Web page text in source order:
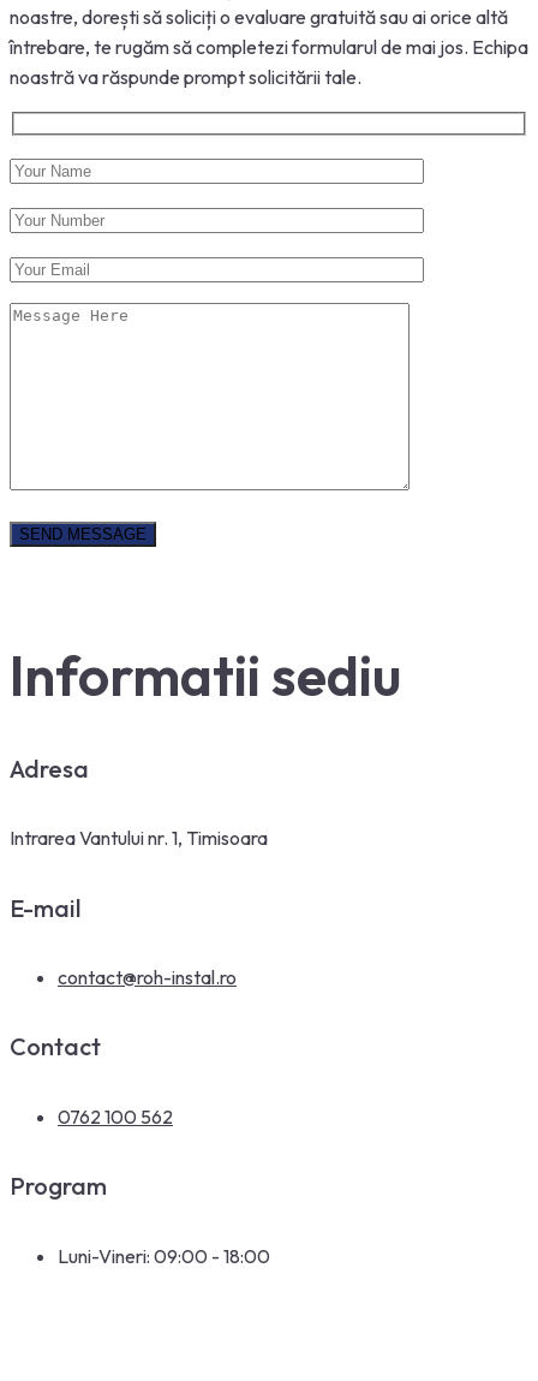
noastre, dorești să soliciți o evaluare gratuită sau ai orice altă
întrebare, te rugăm să completezi formularul de mai jos. Echipa
noastră va răspunde prompt solicitării tale.
Informatii sediu
Adresa
Intrarea Vantului nr. 1, Timisoara
E-mail
contact@roh-instal.ro
Contact
0762 100 562
Program
Luni-Vineri: 09:00 - 18:00